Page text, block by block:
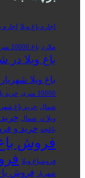
اجاره باغ ویلا اجاره
ملارد باغ 10000 متری ملارد
باغ ویلا در
باغ ویلا شهریار
10000 متری
خرید
شمال خرید باغ
ویلا در شمال خرید
باغچه خرید و
فروش
فروشباغ ویلا
شهریار
فروش باغ